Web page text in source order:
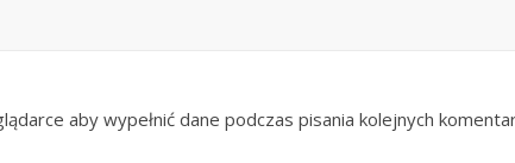
aby wypełnić dane podczas pisania kolejnych